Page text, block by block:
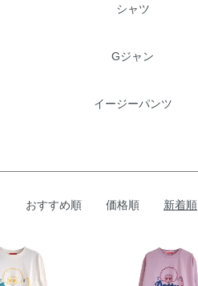
シャツ
Gジャン
イージーパンツ
おすすめ順 価格順 新着順